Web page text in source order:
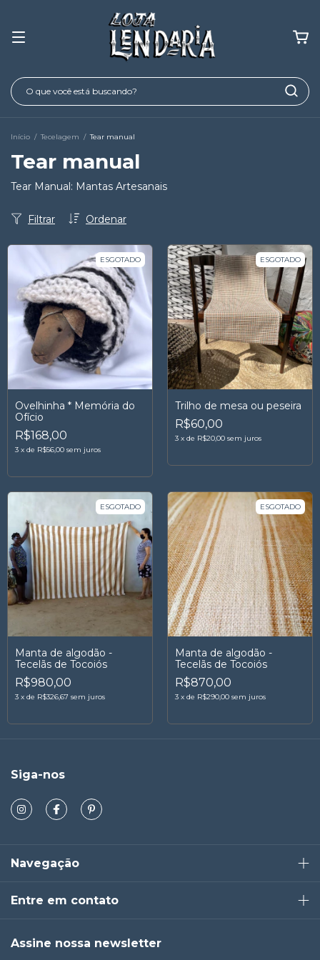
Início / Tecelagem / Tear manual
Tear manual
Tear Manual: Mantas Artesanais
Ordenar
Filtrar
ESGOTADO
Ovelhinha * Memória do
Ofício
R$168,00
3 x de R$56,00 sem juros
ESGOTADO
Trilho de mesa ou peseira
R$60,00
3 x de R$20,00 sem juros
ESGOTADO
Manta de algodão -
Tecelãs de Tocoiós
R$980,00
3 x de R$326,67 sem juros
ESGOTADO
Manta de algodão -
Tecelãs de Tocoiós
R$870,00
3 x de R$290,00 sem juros
Siga-nos
Navegação
Entre em contato
Assine nossa newsletter